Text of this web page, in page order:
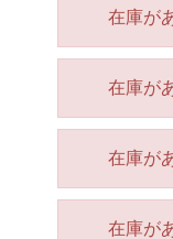
在庫が
在庫が
在庫が
在庫が